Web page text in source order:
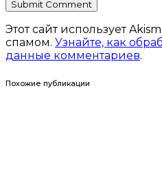
Этот сайт использует
спамом. Узнайте, как
данные комментариев.
Похожие публикации